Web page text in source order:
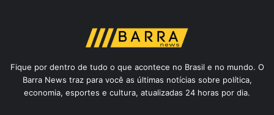
Fique por dentro de tudo o que acontece no Brasil e no mundo. O
Barra News traz para você as últimas notícias sobre política,
economia, esportes e cultura, atualizadas 24 horas por dia.